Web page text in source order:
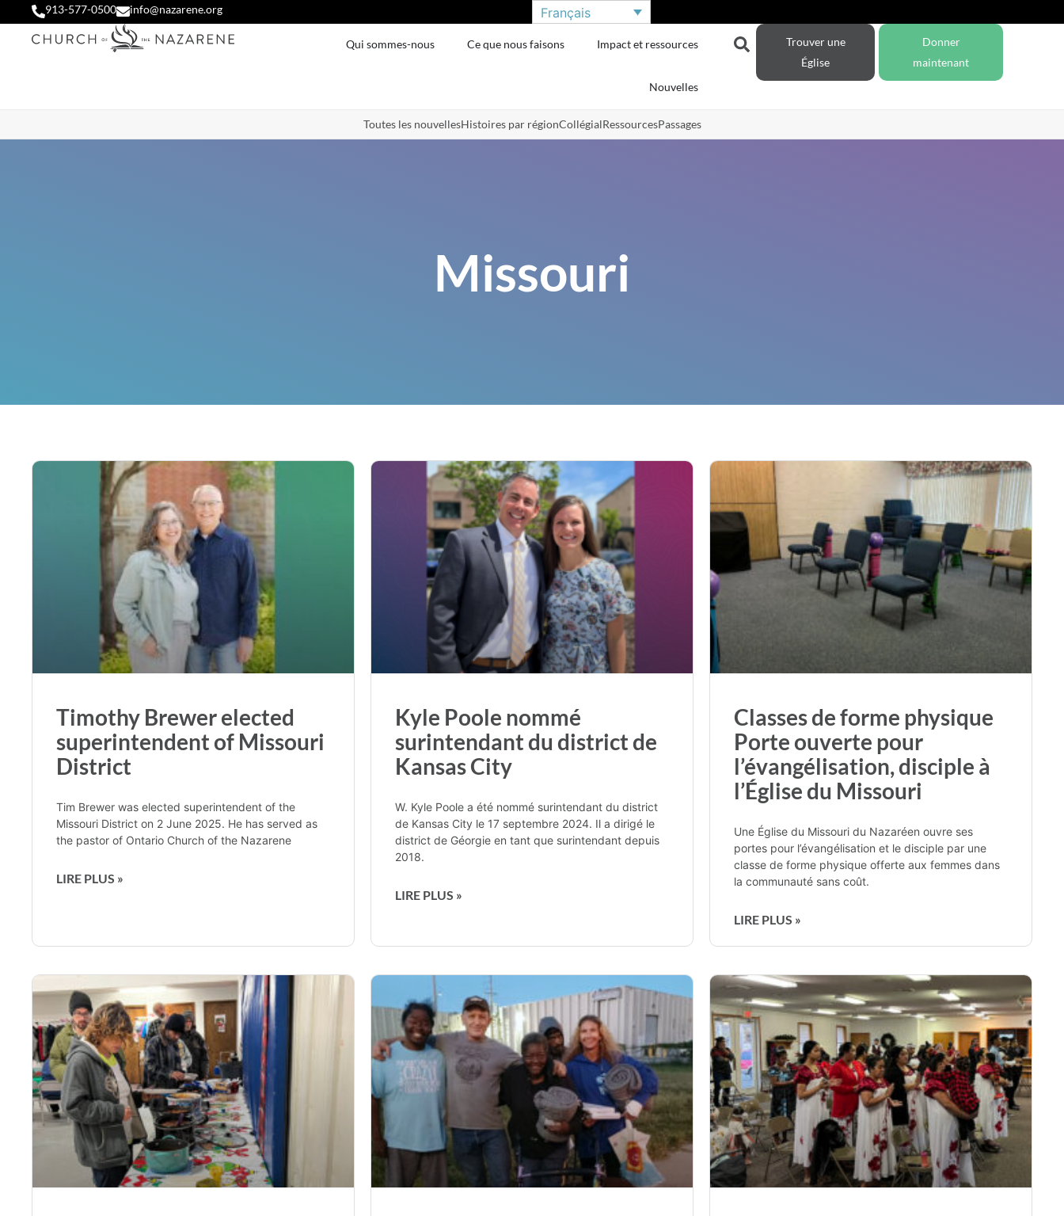
913-577-0500 info@nazarene.org Français
Qui sommes-nous Ce que nous faisons Impact et ressources
Nouvelles
Trouver une
Église
Donner
maintenant
Toutes les nouvellesHistoires par régionCollégialRessourcesPassages
Missouri
Timothy Brewer elected
superintendent of Missouri
District
Tim Brewer was elected superintendent of the
Missouri District on 2 June 2025. He has served as
the pastor of Ontario Church of the Nazarene
LIRE PLUS »
Kyle Poole nommé
surintendant du district de
Kansas City
W. Kyle Poole a été nommé surintendant du district
de Kansas City le 17 septembre 2024. Il a dirigé le
district de Géorgie en tant que surintendant depuis
2018.
LIRE PLUS »
Classes de forme physique
Porte ouverte pour
l’évangélisation, disciple à
l’Église du Missouri
Une Église du Missouri du Nazaréen ouvre ses
portes pour l’évangélisation et le disciple par une
classe de forme physique offerte aux femmes dans
la communauté sans coût.
LIRE PLUS »